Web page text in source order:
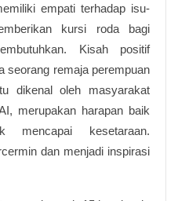
empati terhadap isu-
kursi roda bagi
Kisah positif
seorang remaja perempuan
dikenal oleh masyarakat
merupakan harapan baik
mencapai kesetaraan.
dan menjadi inspirasi